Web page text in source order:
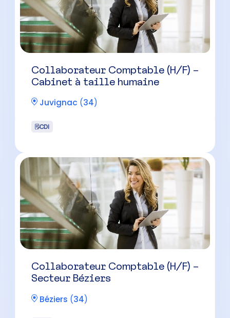
Juvignac 34)
CDI
Collaborateur Comptable (H/F) –
Secteur Béziers
Béziers( )
CDI